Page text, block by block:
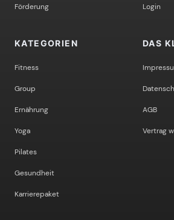
Förderung Login
KATEGORIEN
Fitness
Group
Ernährung
Yoga
Pilates
Gesundheit
Karrierepaket
DAS
AGB
Vertrag